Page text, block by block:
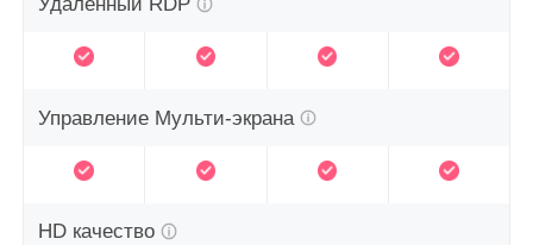
Управление Мульти-экрана
HD качество